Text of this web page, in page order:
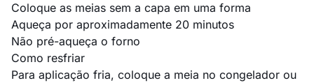
Coloque as meias sem a capa em uma forma
Aqueça por aproximadamente 20 minutos
Não pré-aqueça o forno
Como resfriar
Para aplicação fria, coloque a meia no congelador ou